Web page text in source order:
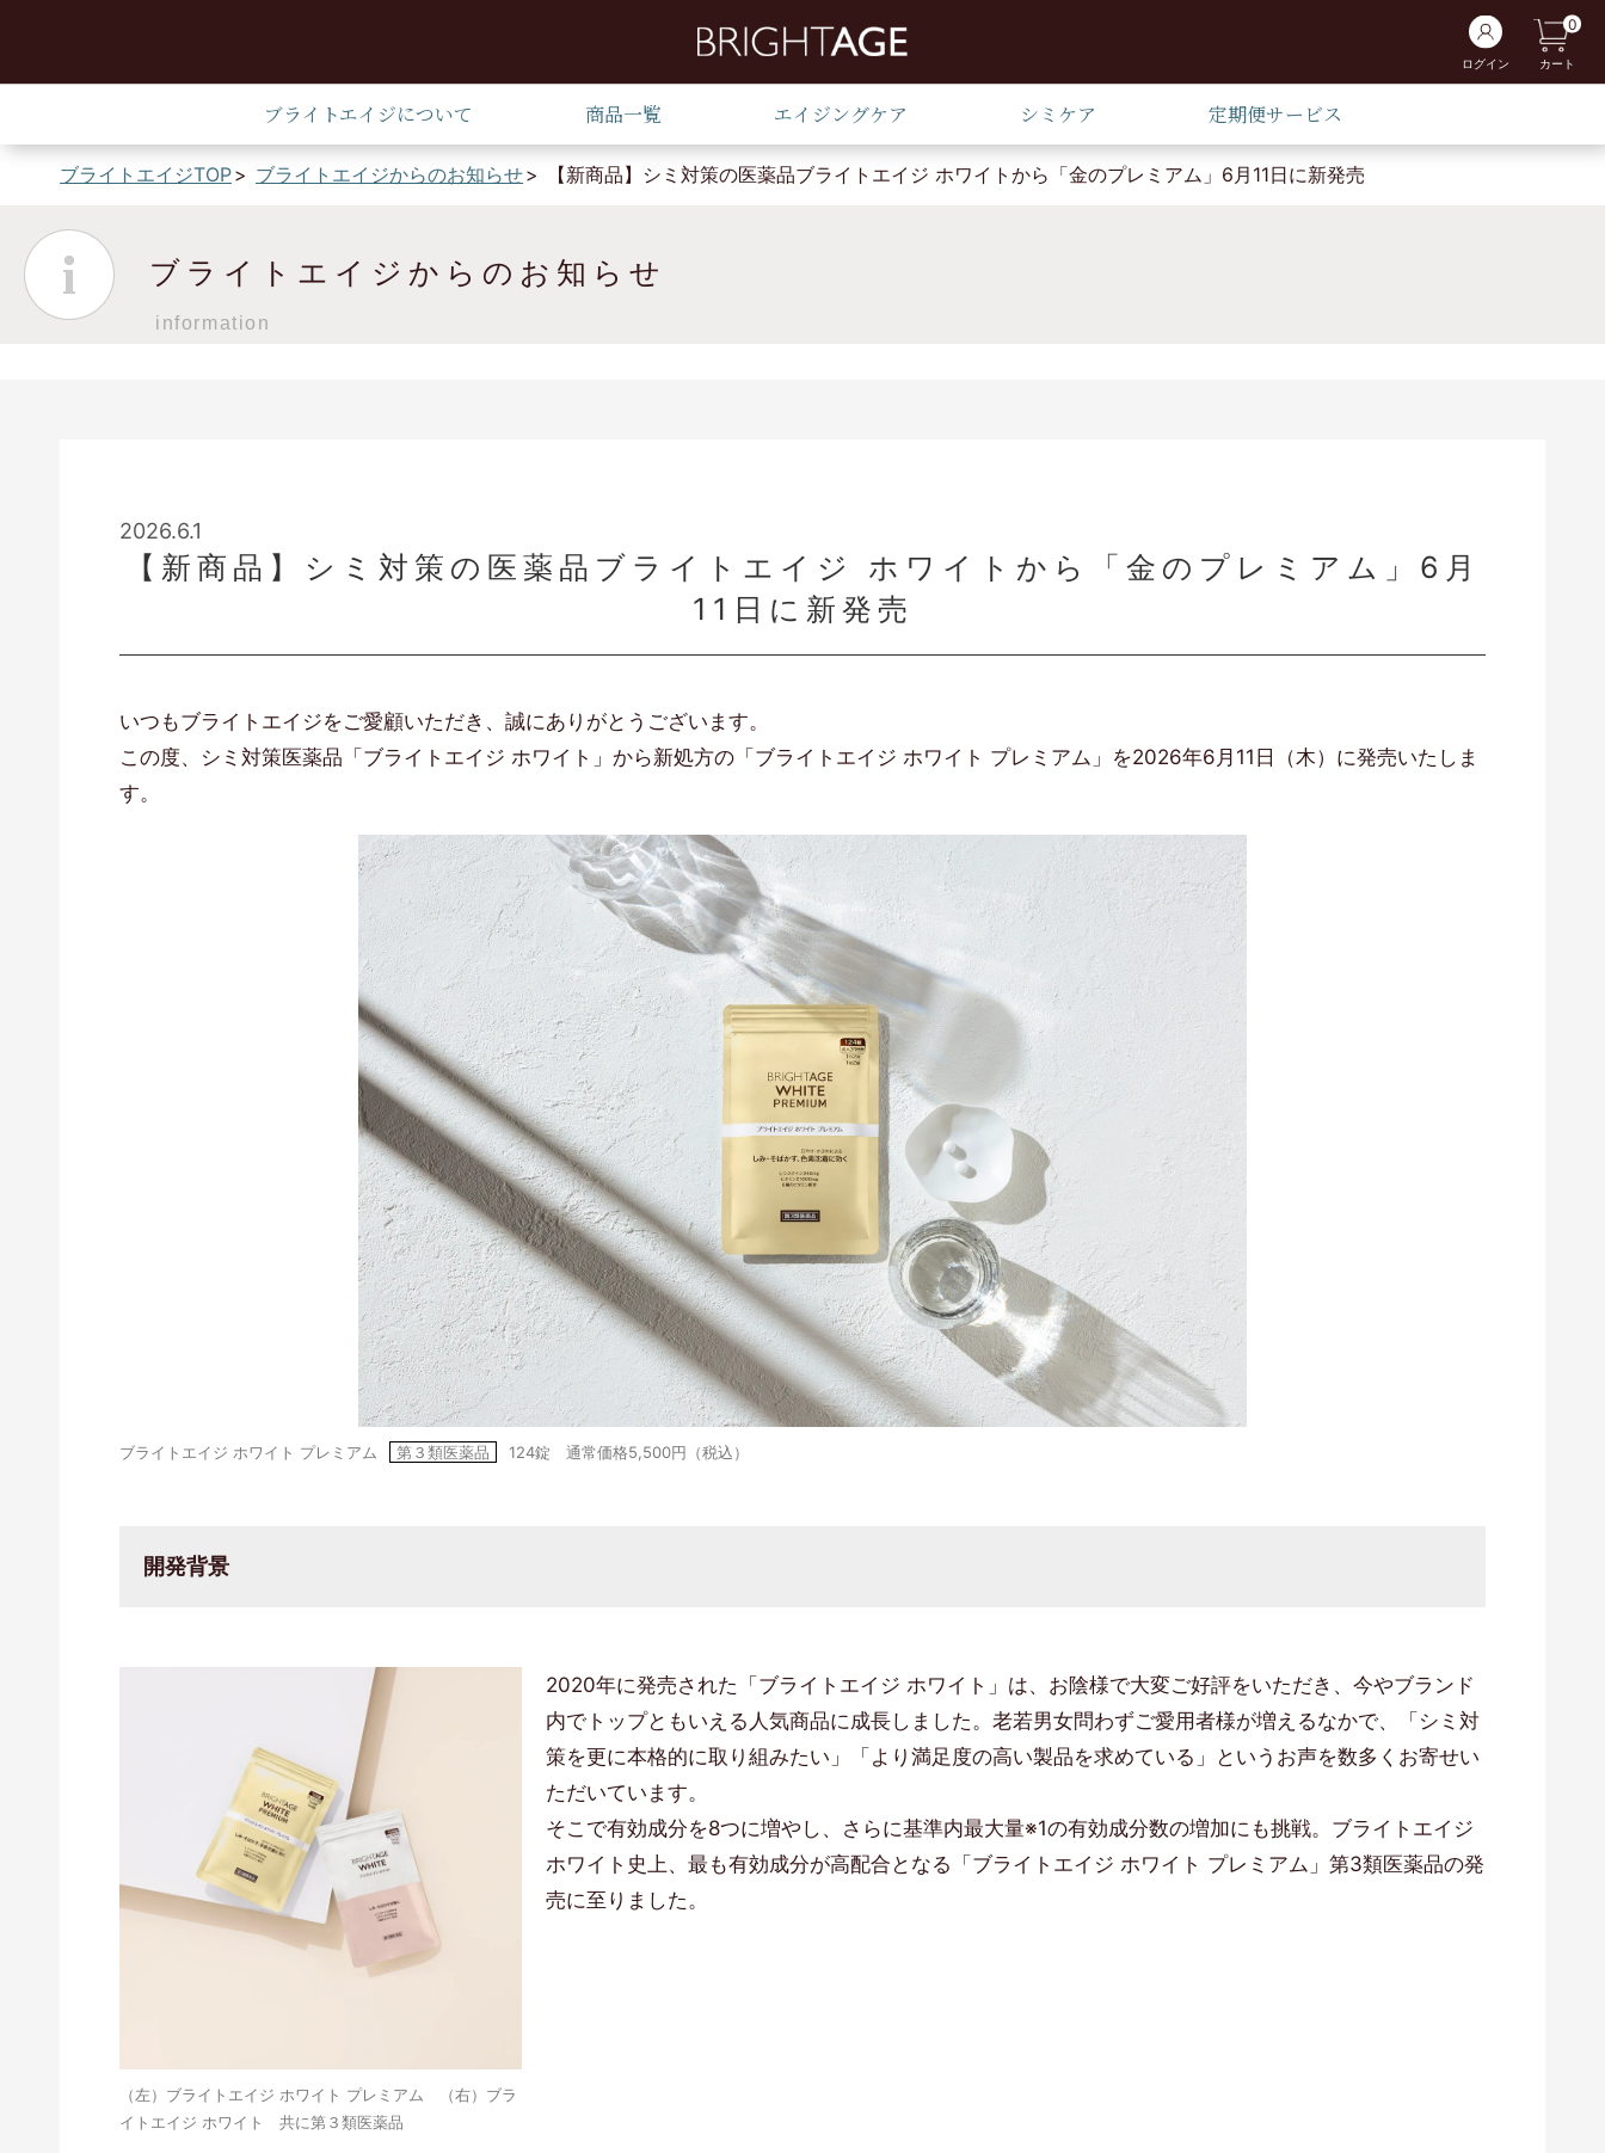
ログイン カート
0
ブライトエイジについて 商品一覧 エイジングケア シミケア 定期便サービス
ブライトエイジTOP ブライトエイジからのお知らせ 【新商品】シミ対策の医薬品ブライトエイジ ホワイトから「金のプレミアム」6月11日に新発売
ブライトエイジからの お知らせ
information
2026.6.1
【新商品】シミ対策の医薬品ブライトエイジ ホワイトから「金のプレミアム」6月
11日に新発売
いつもブライトエイジをご愛顧いただき、誠にありがとうございます。
この度、シミ対策医薬品「ブライトエイジ ホワイト」から新処方の「ブライトエイジ ホワイト プレミアム」を2026年6月11日（木）に発売いたしま
す。
ブライトエイジ ホワイト プレミアム 第３類医薬品 124錠 通常価格5,500円（税込）
開発背景
（左）ブライトエイジ ホワイト プレミアム （右）ブラ
イトエイジ ホワイト 共に第３類医薬品
2020年に発売された「ブライトエイジ ホワイト」は、お陰様で大変ご好評をいただき、今やブランド
内でトップともいえる人気商品に成長しました。老若男女問わずご愛用者様が増えるなかで、「シミ対
策を更に本格的に取り組みたい」「より満足度の高い製品を求めている」というお声を数多くお寄せい
ただいています。
そこで有効成分を8つに増やし、さらに基準内最大量※1の有効成分数の増加にも挑戦。ブライトエイジ
ホワイト史上、最も有効成分が高配合となる「ブライトエイジ ホワイト プレミアム」第3類医薬品の発
売に至りました。